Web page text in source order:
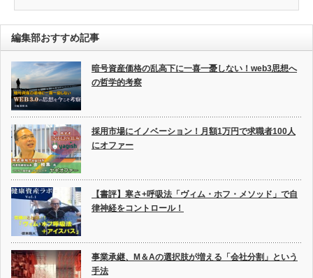
編集部おすすめ記事
暗号資産価格の乱高下に一喜一憂しない！web3思想へ
の哲学的考察
採用市場にイノベーション！月額1万円で求職者100人
にオファー
【書評】寒さ+呼吸法「ヴィム・ホフ・メソッド」で自
律神経をコントロール！
事業承継、M＆Aの選択肢が増える「会社分割」という
手法